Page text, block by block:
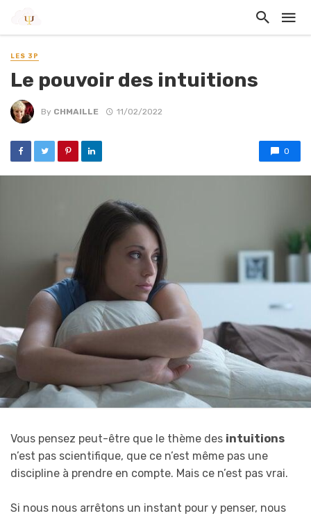
LES 3P
Le pouvoir des intuitions
By CHMAILLE 11/02/2022
0
Vous pensez peut-être que le thème des intuitions
n’est pas scientifique, que ce n’est même pas une
discipline à prendre en compte. Mais ce n’est pas vrai.
Si nous nous arrêtons un instant pour y penser, nous